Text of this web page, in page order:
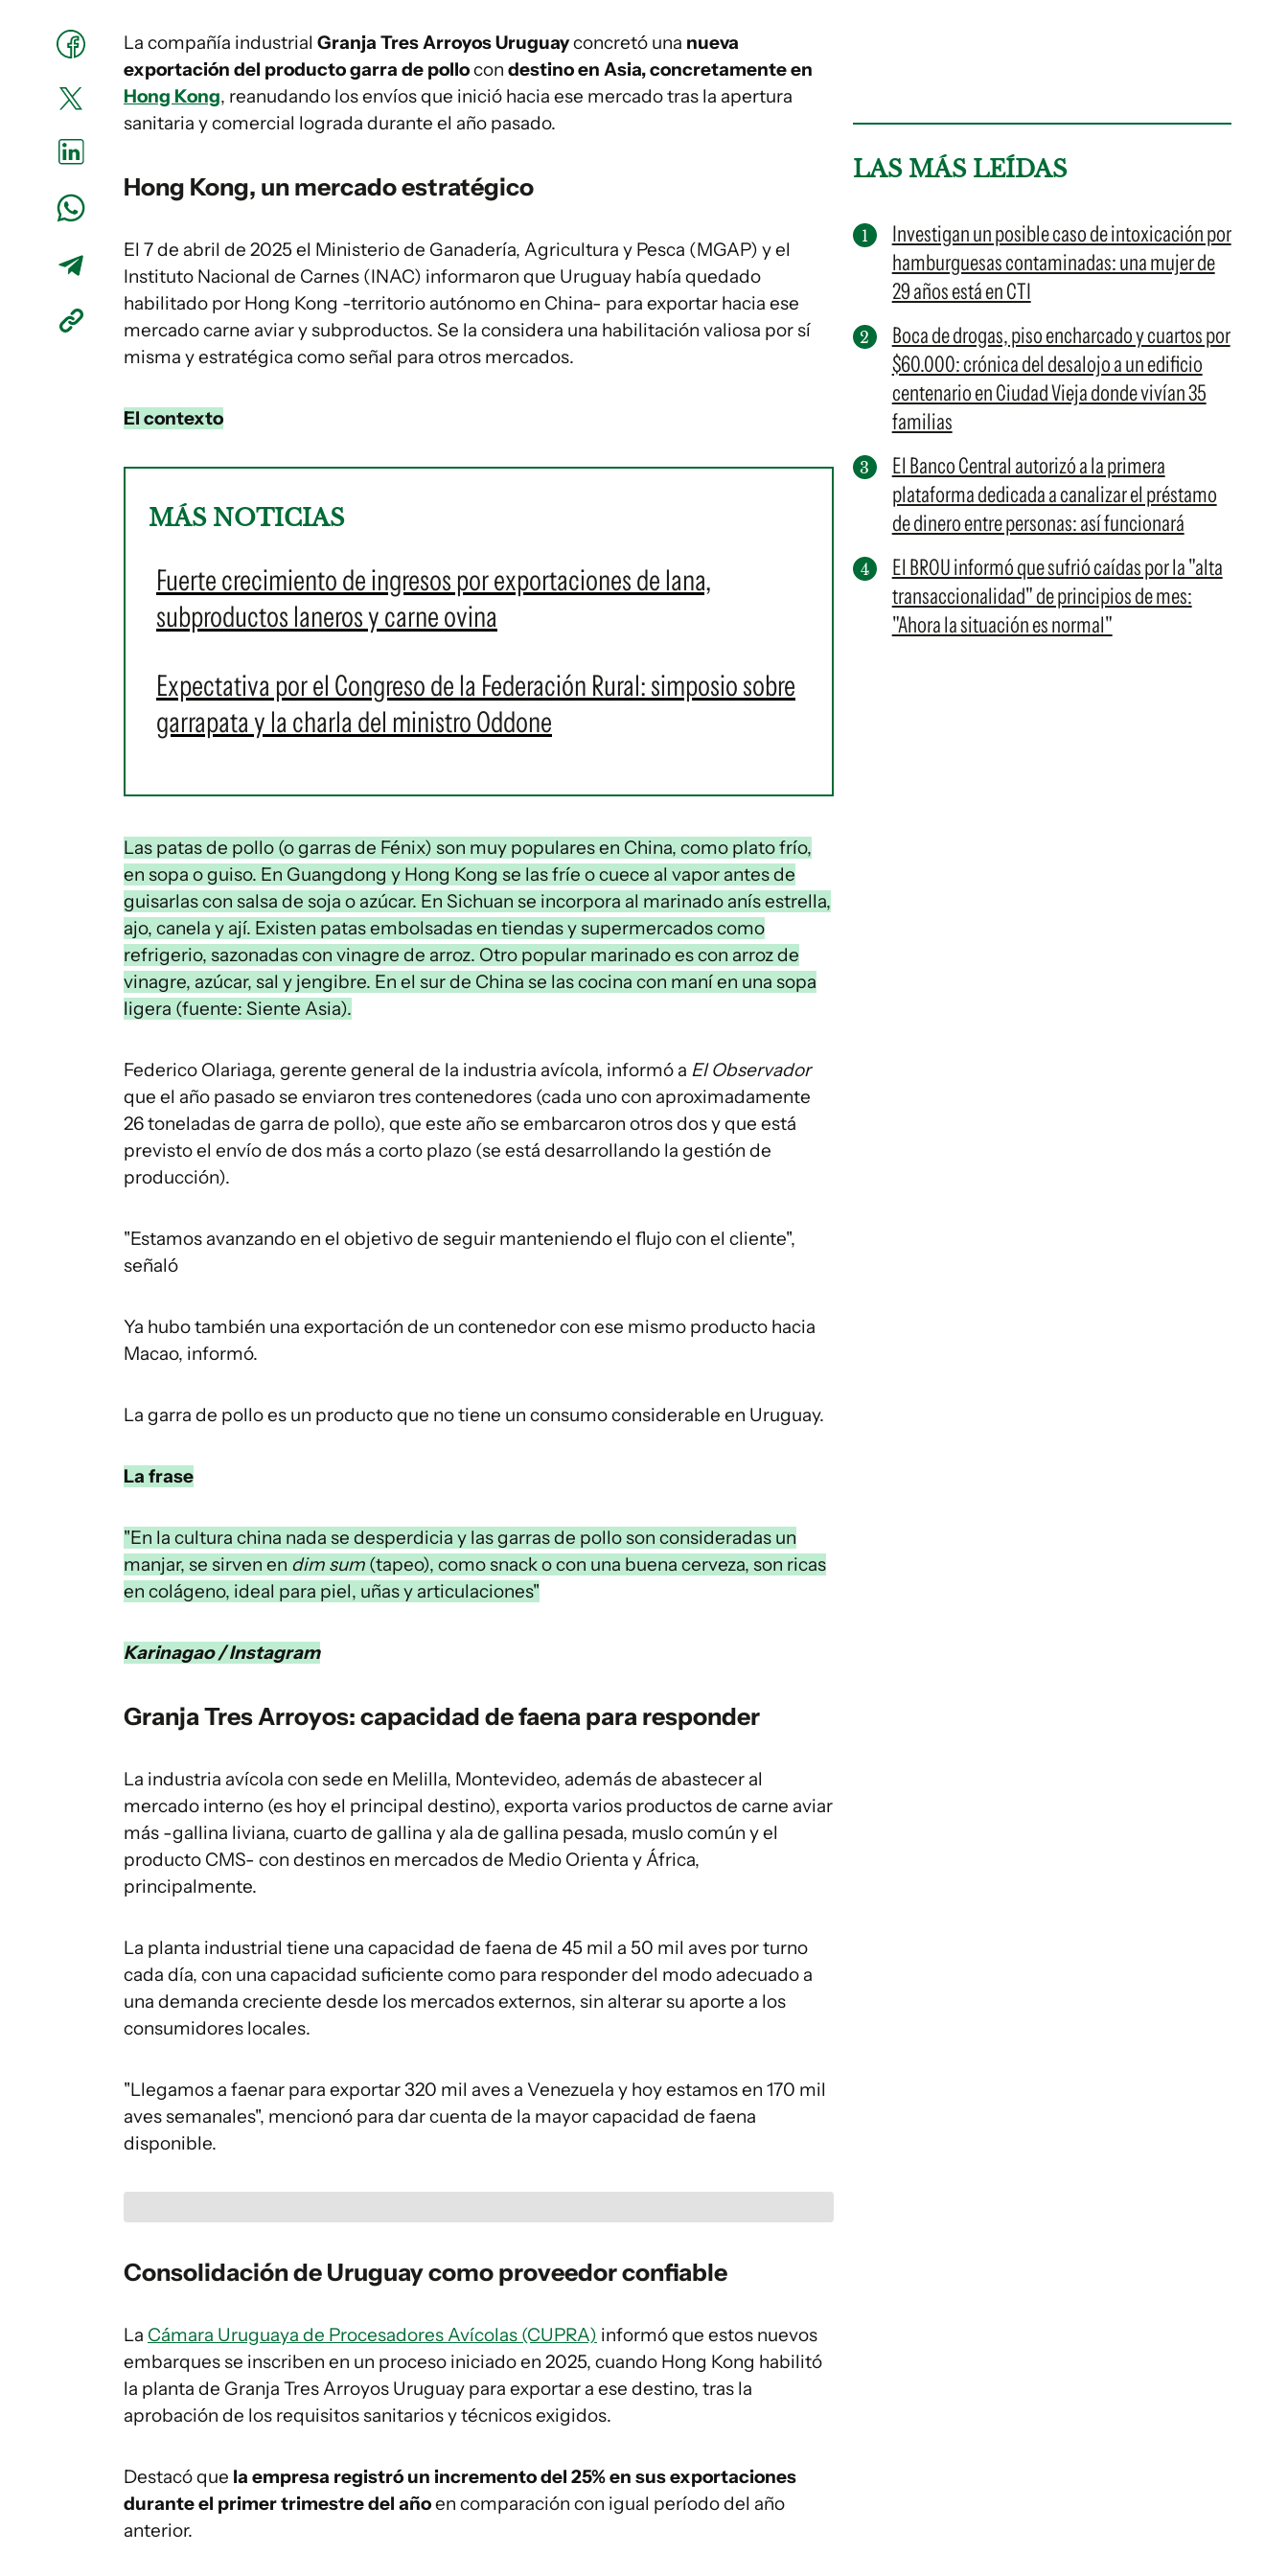
La compañía industrial Granja Tres Arroyos Uruguayconcretó una nueva
exportación del producto garra de pollocon destino en Asia, concretamente en
Hong Kong, reanudando los envíos que inició hacia ese mercado tras la apertura
sanitaria y comercial lograda durante el año pasado.
Hong Kong, un mercado estratégico
El 7 de abril de 2025 el Ministerio de Ganadería, Agricultura y Pesca (MGAP) y el
Instituto Nacional de Carnes (INAC) informaron que Uruguay había quedado
habilitado por Hong Kong -territorio autónomo en China- para exportar hacia ese
mercado carne aviar y subproductos. Se la considera una habilitación valiosa por sí
misma y estratégica como señal para otros mercados.
El contexto
MÁS NOTICIAS
Fuerte crecimiento de ingresos por exportaciones de lana,
subproductos laneros y carne ovina
Expectativa por el Congreso de la Federación Rural: simposio sobre
garrapata y la charla del ministro Oddone
Las patas de pollo (o garras de Fénix) son muy populares en China, como plato frío,
en sopa o guiso. En Guangdong y Hong Kong se las fríe o cuece al vapor antes de
guisarlas con salsa de soja o azúcar. En Sichuan se incorpora al marinado anís estrella,
ajo, canela y ají. Existen patas embolsadas en tiendas y supermercados como
refrigerio, sazonadas con vinagre de arroz. Otro popular marinado es con arroz de
vinagre, azúcar, sal y jengibre. En el sur de China se las cocina con maní en una sopa
ligera (fuente: Siente Asia).
Federico Olariaga, gerente general de la industria avícola, informó a El Observador
que el año pasado se enviaron tres contenedores (cada uno con aproximadamente
26 toneladas de garra de pollo), que este año se embarcaron otros dos y que está
previsto el envío de dos más a corto plazo (se está desarrollando la gestión de
producción).
"Estamos avanzando en el objetivo de seguir manteniendo el flujo con el cliente",
señaló
Ya hubo también una exportación de un contenedor con ese mismo producto hacia
Macao, informó.
La garra de pollo es un producto que no tiene un consumo considerable en Uruguay.
La frase
"En la cultura china nada se desperdicia y las garras de pollo son consideradas un
manjar, se sirven en dim sum (tapeo), como snack o con una buena cerveza, son ricas
en colágeno, ideal para piel, uñas y articulaciones"
Karinagao / Instagram
Granja Tres Arroyos: capacidad de faena para responder
La industria avícola con sede en Melilla, Montevideo, además de abastecer al
mercado interno (es hoy el principal destino), exporta varios productos de carne aviar
más -gallina liviana, cuarto de gallina y ala de gallina pesada, muslo común y el
producto CMS- con destinos en mercados de Medio Orienta y África,
principalmente.
La planta industrial tiene una capacidad de faena de 45 mil a 50 mil aves por turno
cada día, con una capacidad suficiente como para responder del modo adecuado a
una demanda creciente desde los mercados externos, sin alterar su aporte a los
consumidores locales.
"Llegamos a faenar para exportar 320 mil aves a Venezuela y hoy estamos en 170 mil
aves semanales", mencionó para dar cuenta de la mayor capacidad de faena
disponible.
Consolidación de Uruguay como proveedor confiable
La Cámara Uruguaya de Procesadores Avícolas (CUPRA) informó que estos nuevos
embarques se inscriben en un proceso iniciado en 2025, cuando Hong Kong habilitó
la planta de Granja Tres Arroyos Uruguay para exportar a ese destino, tras la
aprobación de los requisitos sanitarios y técnicos exigidos.
Destacó que la empresa registró un incremento del 25% en sus exportaciones
durante el primer trimestre del añoen comparación con igual período del año
anterior.
LAS MÁS LEÍDAS
Investigan un posible caso de intoxicación por
hamburguesas contaminadas: una mujer de
29 años está en CTI
Boca de drogas, piso encharcado y cuartos por
$60.000: crónica del desalojo a un edificio
centenario en Ciudad Vieja donde vivían 35
familias
El Banco Central autorizó a la primera
plataforma dedicada a canalizar el préstamo
de dinero entre personas: así funcionará
El BROU informó que sufrió caídas por la "alta
transaccionalidad" de principios de mes:
"Ahora la situación es normal"